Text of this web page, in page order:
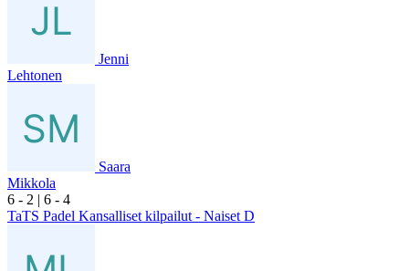
Jenni
Lehtonen
Saara
Mikkola
6 - 2 | 6 - 4
TaTS Padel Kansalliset kilpailut - Naiset D